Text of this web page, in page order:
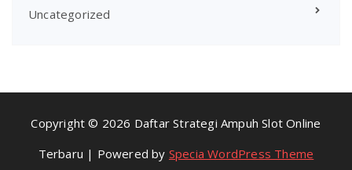
Uncategorized
Copyright © 2026 Daftar Strategi Ampuh Slot Online
Terbaru | Powered by Specia WordPress Theme